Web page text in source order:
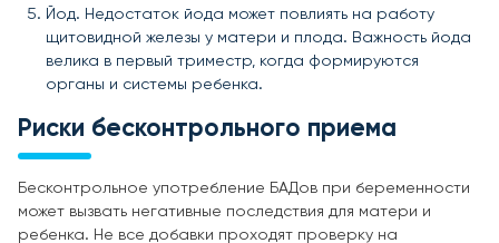
Йод. Недостаток йода может повлиять на работу
щитовидной железы у матери и плода. Важность йода
велика в первый триместр, когда формируются
органы и системы ребенка.
Риски бесконтрольного приема
Бесконтрольное употребление БАДов при беременности
может вызвать негативные последствия для матери и
ребенка. Не все добавки проходят проверку на